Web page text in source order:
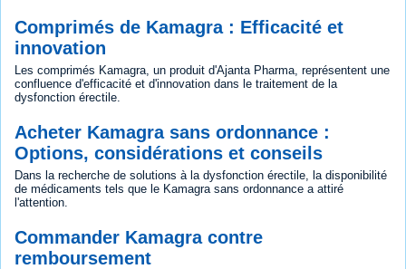
Comprimés de Kamagra : Efficacité et
innovation
Les comprimés Kamagra, un produit d'Ajanta Pharma, représentent une
confluence d'efficacité et d'innovation dans le traitement de la
dysfonction érectile.
Acheter Kamagra sans ordonnance :
Options, considérations et conseils
Dans la recherche de solutions à la dysfonction érectile, la disponibilité
de médicaments tels que le Kamagra sans ordonnance a attiré
l'attention.
Commander Kamagra contre
remboursement